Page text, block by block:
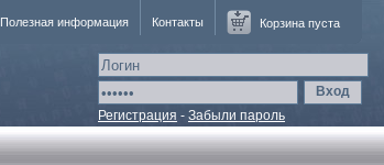
Полезная информация Контакты Корзина пуста
Вход
Регистрация - Забыли пароль